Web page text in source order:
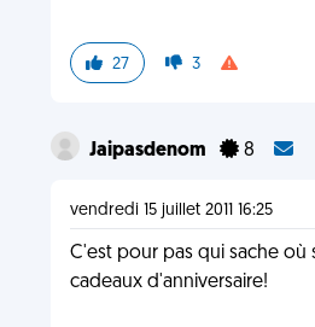
27 3
Jaipasdenom 8
vendredi 15 juillet 2011 16:25
C'est pour pas qui sache où
cadeaux d'anniversaire!